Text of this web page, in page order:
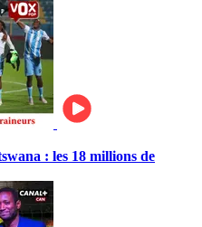
: les 18 millions de